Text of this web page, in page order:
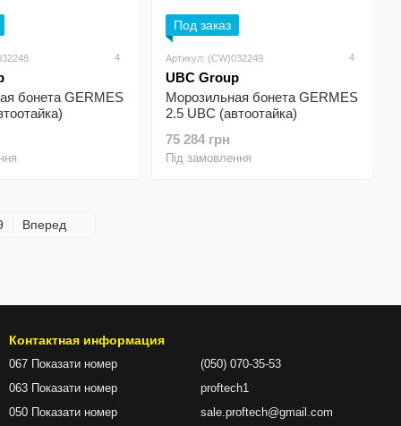
4
бонета GERMES
Под заказ
Артикул: (CW)032249 4
UBC Group
Морозильная бонета GERMES
2.5 UBC (автоотайка)
75 284 грн
Під замовлення
Вперед
Контактная информация
067 Показати номер
063 Показати номер
050 Показати номер
(050) 070-35-53
proftech1
sale.proftech@gmail.com